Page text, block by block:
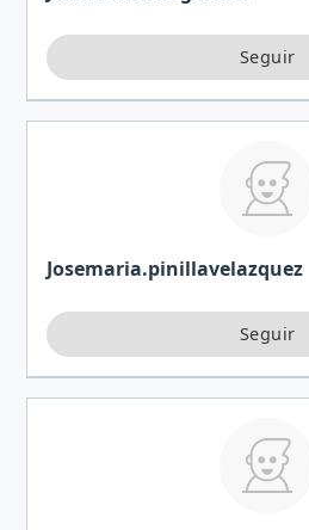
Josemaria.pinillavelazquez